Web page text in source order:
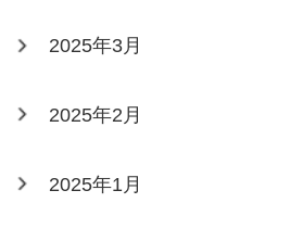
2025年3月
2025年2月
2025年1月